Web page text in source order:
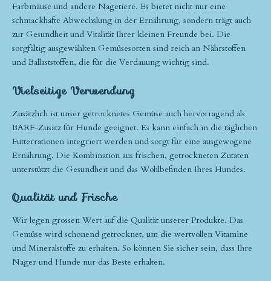
Farbmäuse und andere Nagetiere. Es bietet nicht nur eine
schmackhafte Abwechslung in der Ernährung, sondern trägt auch
zur Gesundheit und Vitalität Ihrer kleinen Freunde bei. Die
sorgfältig ausgewählten Gemüsesorten sind reich an Nährstoffen
und Ballaststoffen, die für die Verdauung wichtig sind.
Vielseitige Verwendung
Zusätzlich ist unser getrocknetes Gemüse auch hervorragend als
BARF-Zusatz für Hunde geeignet. Es kann einfach in die täglichen
Futterrationen integriert werden und sorgt für eine ausgewogene
Ernährung. Die Kombination aus frischen, getrockneten Zutaten
unterstützt die Gesundheit und das Wohlbefinden Ihres Hundes.
Qualität und Frische
Wir legen grossen Wert auf die Qualität unserer Produkte. Das
Gemüse wird schonend getrocknet, um die wertvollen Vitamine
und Mineralstoffe zu erhalten. So können Sie sicher sein, dass Ihre
Nager und Hunde nur das Beste erhalten.